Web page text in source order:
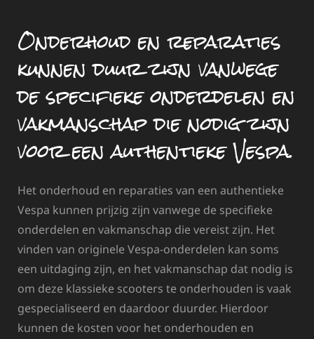
Onderhoud en reparaties
kunnen duur zijn vanwege
de specifieke onderdelen en
vakmanschap die nodig zijn
voor een authentieke Vespa.
Het onderhoud en reparaties van een authentieke
Vespa kunnen prijzig zijn vanwege de specifieke
onderdelen en vakmanschap die vereist zijn. Het
vinden van originele Vespa-onderdelen kan soms
een uitdaging zijn, en het vakmanschap dat nodig is
om deze klassieke scooters te onderhouden is vaak
gespecialiseerd en daardoor duurder. Hierdoor
kunnen de kosten voor het onderhouden en